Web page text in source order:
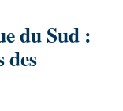
du Sud :
des